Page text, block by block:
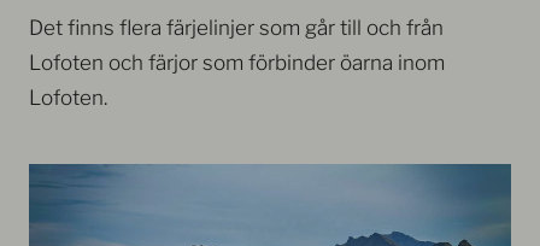
Det finns flera färjelinjer som går till och från
Lofoten och färjor som förbinder öarna inom
Lofoten.